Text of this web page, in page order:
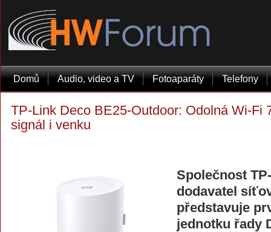
Domů Audio, video a TV Fotoaparáty Telefony
TP-Link Deco BE25-Outdoor: Odolná Wi-Fi
signál i venku
Společnost
dodavatel
představuje
jednotku řady